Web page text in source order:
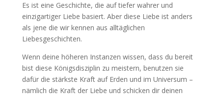
Es ist eine Geschichte, die auf tiefer wahrer und
einzigartiger Liebe basiert. Aber diese Liebe ist anders
als jene die wir kennen aus alltäglichen
Liebesgeschichten.
Wenn deine höheren Instanzen wissen, dass du bereit
bist diese Königsdisziplin zu meistern, benutzen sie
dafür die stärkste Kraft auf Erden und im Universum –
nämlich die Kraft der Liebe und schicken dir deinen